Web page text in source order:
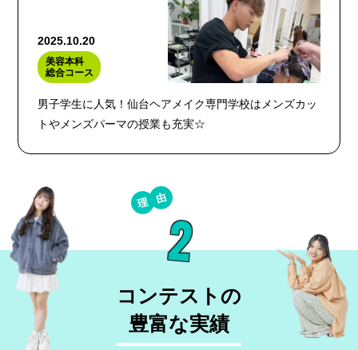
2025.10.20
美容本科
総合コース
男子学生に人気！仙台ヘアメイク専門学校はメンズカッ
トやメンズパーマの授業も充実☆
2
コンテストの
豊富な実績